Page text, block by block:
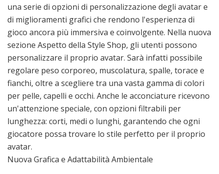
una serie di opzioni di personalizzazione degli avatar e
di miglioramenti grafici che rendono l'esperienza di
gioco ancora più immersiva e coinvolgente. Nella nuova
sezione Aspetto della Style Shop, gli utenti possono
personalizzare il proprio avatar. Sarà infatti possibile
regolare peso corporeo, muscolatura, spalle, torace e
fianchi, oltre a scegliere tra una vasta gamma di colori
per pelle, capelli e occhi. Anche le acconciature ricevono
un'attenzione speciale, con opzioni filtrabili per
lunghezza: corti, medi o lunghi, garantendo che ogni
giocatore possa trovare lo stile perfetto per il proprio
avatar.
Nuova Grafica e Adattabilità Ambientale